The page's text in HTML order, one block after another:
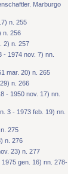
Marburgo
n. 255
n. 256
2) n. 257
- 1974 nov. 7) nn.
mar. 20) n. 265
n. 266
- 1950 nov. 17) nn.
3 - 1973 feb. 19) nn.
275
n. 276
23) n. 277
gen. 16) nn. 278-